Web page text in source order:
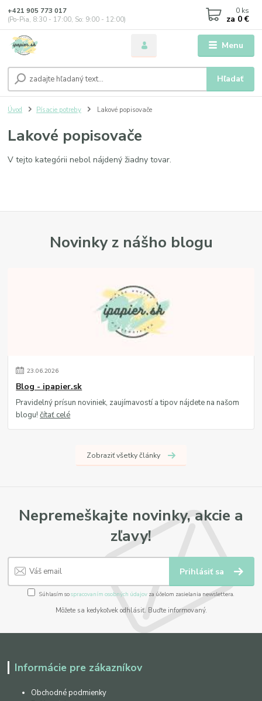
Menu
Hľadať
+421 905 773 017
(Po-Pia, 8:30 - 17:00, So: 9:00 - 12:00)
0 ks
za 0 €
Úvod Písacie potreby Lakové popisovače
Lakové popisovače
V tejto kategórii nebol nájdený žiadny tovar.
Novinky z nášho blogu
23.06.2026
Blog - ipapier.sk
Pravidelný prísun noviniek, zaujímavostí a tipov nájdete na našom
blogu!čítať celé
Zobraziť všetky články
Nepremeškajte novinky, akcie a
zľavy!
Prihlásiť sa
Súhlasím sospracovaním osobných údajov za účelom zasielania newslettera.
Môžete sa kedykoľvek odhlásiť. Buďte informovaný.
Informácie pre zákazníkov
Obchodné podmienky